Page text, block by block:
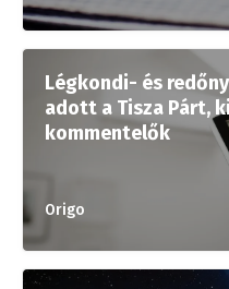
Légkondi- és
adott a Tisza Párt,
kommentelők
Origo